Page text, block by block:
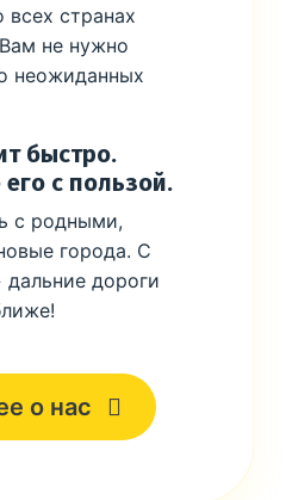
всех странах
не нужно
неожиданных
быстро.
с пользой.
с родными,
города. С
дальние дороги
о нас